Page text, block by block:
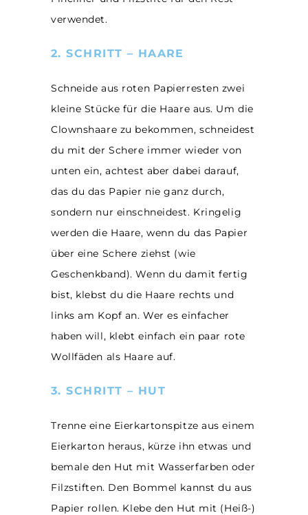
verwendet.
2. SCHRITT – HAARE
Schneide aus roten Papierresten zwei
kleine Stücke für die Haare aus. Um die
Clownshaare zu bekommen, schneidest
du mit der Schere immer wieder von
unten ein, achtest aber dabei darauf,
das du das Papier nie ganz durch,
sondern nur einschneidest. Kringelig
werden die Haare, wenn du das Papier
über eine Schere ziehst (wie
Geschenkband). Wenn du damit fertig
bist, klebst du die Haare rechts und
links am Kopf an. Wer es einfacher
haben will, klebt einfach ein paar rote
Wollfäden als Haare auf.
3. SCHRITT – HUT
Trenne eine Eierkartonspitze aus einem
Eierkarton heraus, kürze ihn etwas und
bemale den Hut mit Wasserfarben oder
Filzstiften. Den Bommel kannst du aus
Papier rollen. Klebe den Hut mit (Heiß-)